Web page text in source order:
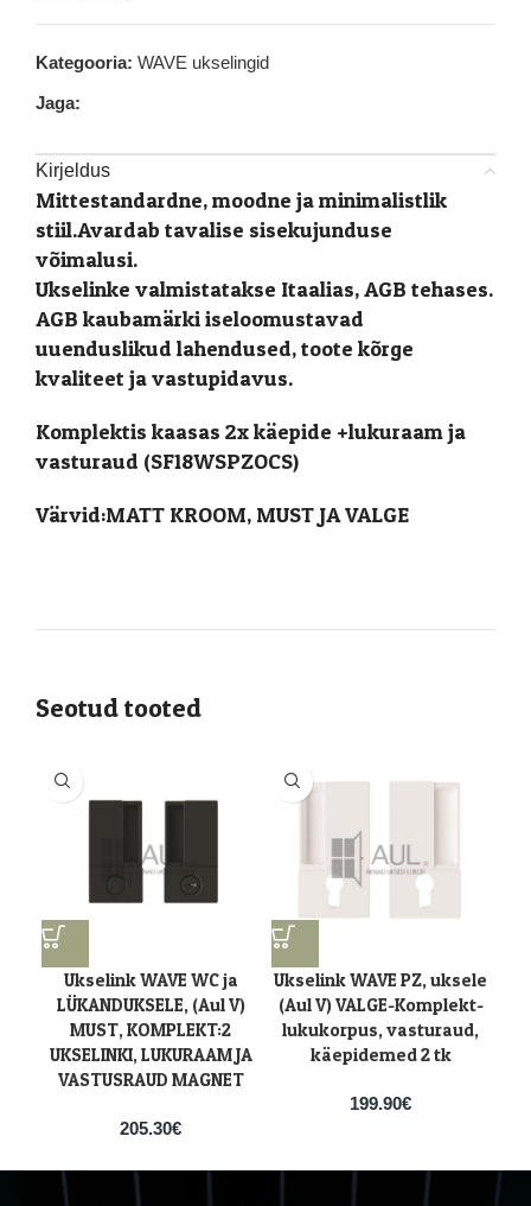
Kategooria: WAVE ukselingid
Jaga:
Kirjeldus
Mittestandardne, moodne ja minimalistlik
stiil.Avardab tavalise sisekujunduse
võimalusi.
Ukselinke valmistatakse Itaalias, AGB tehases.
AGB kaubamärki iseloomustavad
uuenduslikud lahendused, toote kõrge
kvaliteet ja vastupidavus.
Komplektis kaasas 2x käepide +lukuraam ja
vasturaud (SF18WSPZOCS)
Värvid:MATT KROOM, MUST JA VALGE
Seotud tooted
Ukselink WAVE WC ja
LÜKANDUKSELE, (Aul V)
MUST, KOMPLEKT:2
UKSELINKI, LUKURAAM JA
VASTUSRAUD MAGNET
205.30€
Ukselink WAVE PZ, uksele
(Aul V) VALGE-Komplekt-
lukukorpus, vasturaud,
käepidemed 2 tk
199.90€